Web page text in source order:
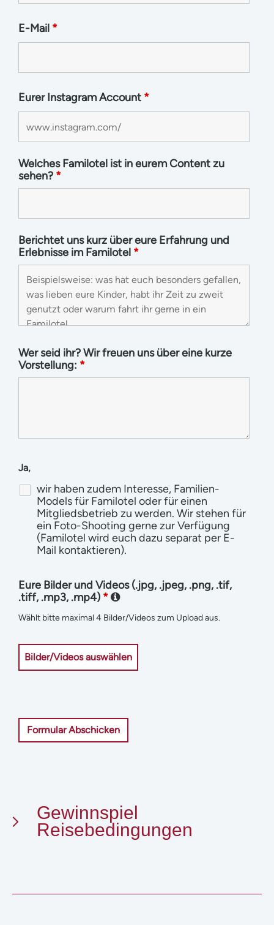
E-Mail *
Eurer Instagram Account *
Welches Familotel ist in eurem Content zu
sehen? *
Berichtet uns kurz über eure Erfahrung und
Erlebnisse im Familotel *
Wer seid ihr? Wir freuen uns über eine kurze
Vorstellung: *
Ja,
wir haben zudem Interesse, Familien-
Models für Familotel oder für einen
Mitgliedsbetrieb zu werden. Wir stehen für
ein Foto-Shooting gerne zur Verfügung
(Familotel wird euch dazu separat per E-
Mail kontaktieren).
Eure Bilder und Videos (.jpg, .jpeg, .png, .tif,
.tiff, .mp3, .mp4) *
Bilder/Videos auswählen
Wählt bitte maximal 4 Bilder/Videos zum Upload aus.
Gewinnspiel
Reisebedingungen